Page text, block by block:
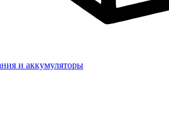
и аккумуляторы